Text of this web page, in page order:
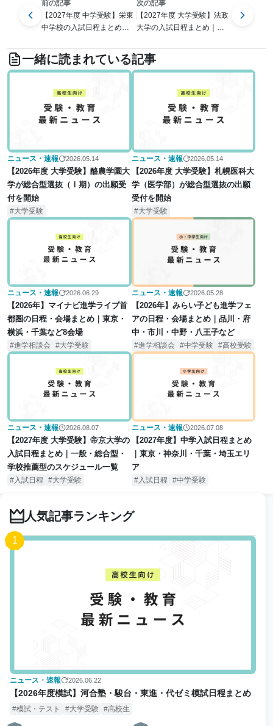
前の記事
【2027年度 中学受験】栄東
中学校の入試日程まとめ｜
認
次の記事
【2027年度 大学受験】法政
大学の入試日程まとめ｜一
のスケジュール一覧
一緒に読まれている記事
ニュース・速報 2026.05.14
【2026年度 大学受験】酪農学園大
学が総合型選抜（Ⅰ期）の出願受
付を開始
大学受験
ニュース・速報 2026.05.14
【2026年度 大学受験】札幌医科大
学（医学部）が総合型選抜の出願
受付を開始
大学受験
ニュース・速報 2026.06.29
【2026年】マイナビ進学ライブ首
都圏の日程・会場まとめ｜東京・
横浜・千葉など8会場
進学相談会 大学受験
ニュース・速報 2026.05.28
【2026年】みらい子ども進学フェ
アの日程・会場まとめ｜品川・府
中・市川・中野・八王子など
進学相談会 中学受験 高校受験
ニュース・速報 2026.08.07
【2027年度 大学受験】帝京大学の
入試日程まとめ｜一般・総合型・
学校推薦型のスケジュール一覧
入試日程 大学受験
ニュース・速報 2026.07.08
【2027年度】中学入試日程まとめ
｜東京・神奈川・千葉・埼玉エリ
ア
入試日程 中学受験
人気記事ランキング
1
ニュース・速報 2026.06.22
【2026年度模試】河合塾・駿台・東進・代ゼミ模試日程まとめ
模試・テスト 大学受験 高校生